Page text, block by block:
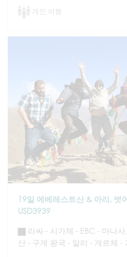
개인 여행
19일 에베레스트산 & 아리, 벗
USD3939
라싸 - 시가체 - EBC - 마나
산 - 구게 왕국 - 알리 - 게르체 -